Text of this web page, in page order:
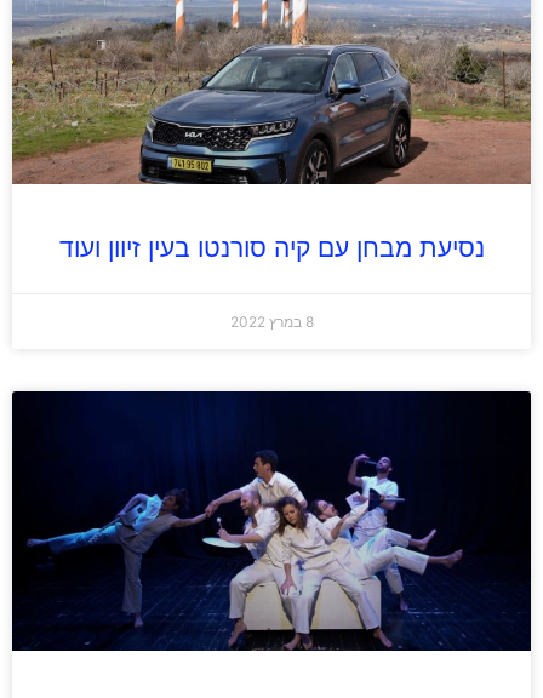
נסיעת מבחן עם קיה סורנטו בעין זיוון ועוד
8 במרץ 2022